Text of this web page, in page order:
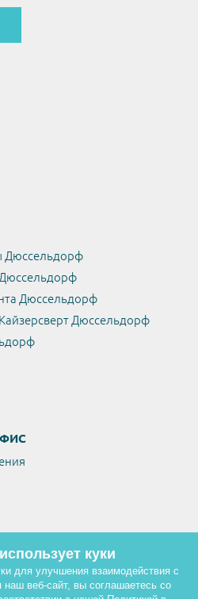
Дюссельдорф
Дюссельдорф
Дюссельдорф
куки
для улучшения взаимодействия с
наш веб-сайт, вы соглашаетесь со